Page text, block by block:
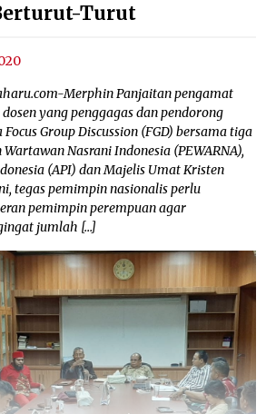
Turut
Merphin Panjaitan pengamat
yang penggagas dan pendorong
Group Discussion (FGD) bersama tiga
Nasrani Indonesia (PEWARNA),
(API) dan Majelis Umat Kristen
tegas pemimpin nasionalis perlu
pemimpin perempuan agar
jumlah […]